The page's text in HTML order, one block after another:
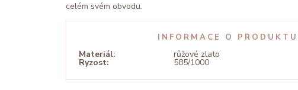
celém svém obvodu.
INFORMACE O PRODUKTU
Materiál: růžové zlato
Ryzost: 585/1000